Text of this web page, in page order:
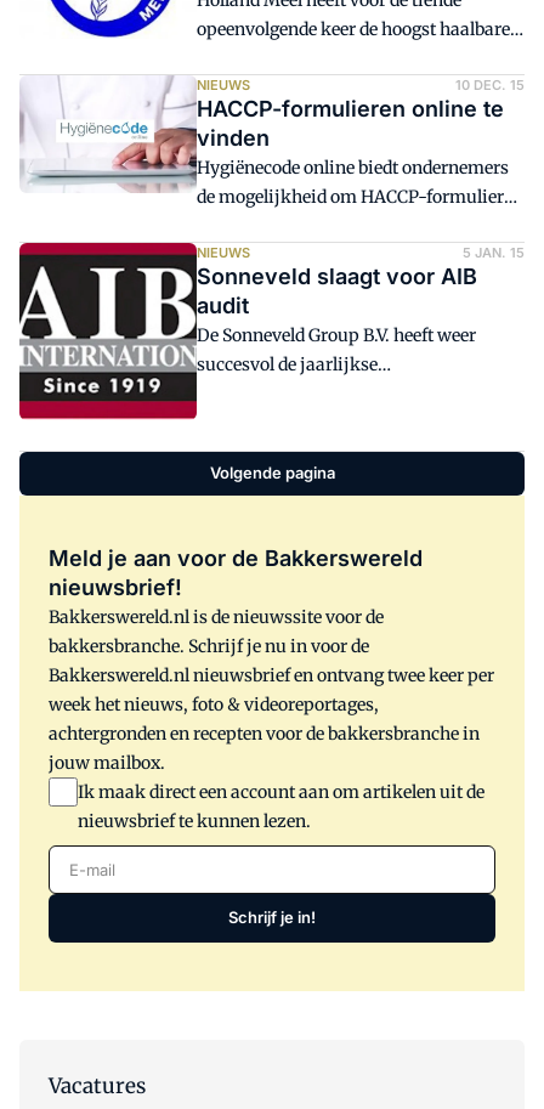
opeenvolgende keer de hoogst haalbare
NIEUWS 10 DEC. 15
HACCP-formulieren online te
vinden
Hygiënecode online biedt ondernemers
de mogelijkheid om HACCP-formulieren
HACCP is een intern
voedselveiligheidssyteem.
NIEUWS 5 JAN. 15
Sonneveld slaagt voor AIB
audit
De Sonneveld Group B.V. heeft weer
succesvol de jaarlijkse
Sonneveld kreeg 865 van de 1000 punten
en kreeg daarvoor de 'Recognition of
Accomplishment'.
Volgende pagina
Meld je aan voor de Bakkerswereld
nieuwsbrief!
Bakkerswereld.nl is de nieuwssite voor de
bakkersbranche. Schrijf je nu in voor de
Bakkerswereld.nl nieuwsbrief en ontvang twee keer per
week het nieuws, foto & videoreportages,
achtergronden en recepten voor de bakkersbranche in
jouw mailbox.
Ik maak direct een account aan om artikelen uit de
nieuwsbrief te kunnen lezen.
E-mail
Schrijf je in!
Vacatures